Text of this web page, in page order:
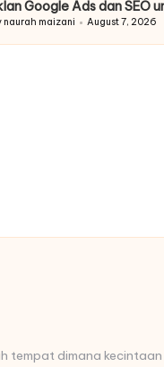
Google Ads dan SEO
naurah maizani August 7, 2026
tempat dimana